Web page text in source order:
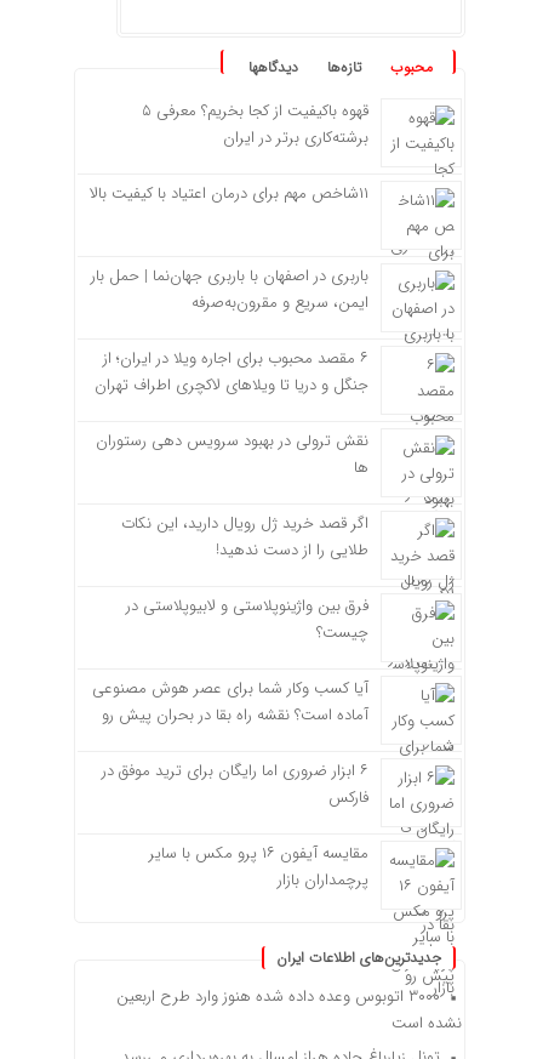
محبوب تازه‌ها دیدگاهها
قهوه باکیفیت از کجا بخریم؟ معرفی ۵
برشته‌کاری برتر در ایران
۱۱شاخص مهم برای درمان اعتیاد با کیفیت بالا
باربری در اصفهان با باربری جهان‌نما | حمل بار
ایمن، سریع و مقرون‌به‌صرفه
۶ مقصد محبوب برای اجاره ویلا در ایران؛ از
جنگل و دریا تا ویلاهای لاکچری اطراف تهران
نقش ترولی در بهبود سرویس دهی رستوران
ها
اگر قصد خرید ژل رویال دارید، این نکات
طلایی را از دست ندهید!
فرق بین واژینوپلاستی و لابیوپلاستی در
چیست؟
آیا کسب وکار شما برای عصر هوش مصنوعی
آماده است؟ نقشه راه بقا در بحران پیش رو
۶ ابزار ضروری اما رایگان برای ترید موفق در
فارکس
مقایسه آیفون ۱۶ پرو مکس با سایر
پرچمداران بازار
جدیدترین‌های اطلاعات ایران
۳۰۰۰ اتوبوس وعده داده شده هنوز وارد طرح اربعین
نشده است